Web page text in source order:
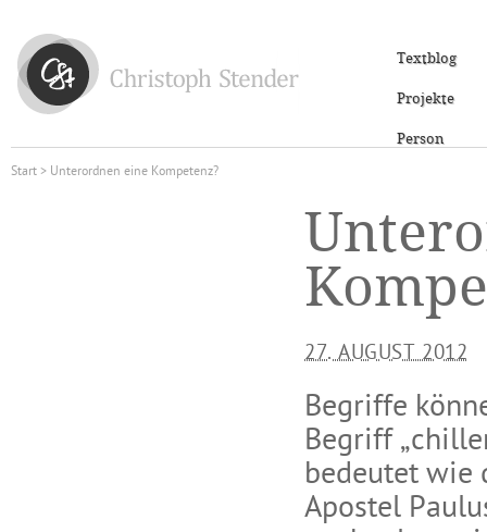
Textblog
Projekte
Person
Start> Unterordnen eine Kompetenz?
27. AUGUST 2012
Begriffe
Begriff
bedeutet wie
Apostel